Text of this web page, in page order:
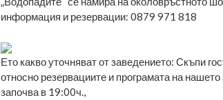
информация и резервации: 0879 971 818
Ето какво уточняват от заведението: Скъпи
относно резервациите и програмата на
започва в 19:00ч.,